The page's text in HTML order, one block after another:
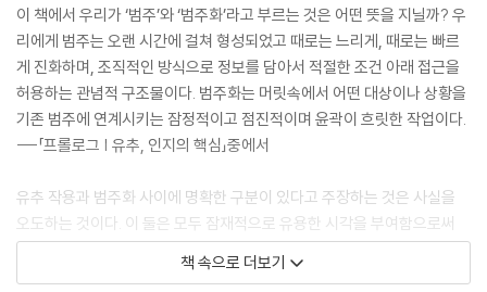
써 우리의 개념의 창고가 풍부하고 미묘하다는 것을 보여준다.
4장 〈추상화와 범주 간 이월〉에서는 추상화가 정도가 높아지면서 한 개념
이 범주를 넘나드는 예들을 다룬다. 이러한 비약은 추상화의 층위 사이를
오가며 엄청나게 다른 상황을 공통점으로 잇고, 언뜻 거의 동일해 보이는
상황을 구분하기도 한다. 이러한 범주 간 이월은 유추 작용이 창의적인 발
상으로 나아가는 중요한 단계이다. 5장 〈유추는 어떻게 우리를 조종하는
다. 유추는 단순히 사고를 돕는 것이 아니라 우리의 정신적 활동에 마구 간
섭하면서 사고를 조종한다. 또한 우리는 무리하게 자신이 흥미를 느끼는
것을 강조하기 위해, 그리고 자신의 관점을 내세우기 위해 의도적으로 유
추를 활용하기도 하는데, 이는 6장 〈우리는 어떻게 유추를 조작하는가〉에
이 책에서 우리가 ‘범주’와 ‘범주화’라고 부르는 것은 어떤 뜻을 지닐까? 우
리에게 범주는 오랜 시간에 걸쳐 형성되었고 때로는 느리게, 때로는 빠르
게 진화하며, 조직적인 방식으로 정보를 담아서 적절한 조건 아래 접근을
허용하는 관념적 구조물이다. 범주화는 머릿속에서 어떤 대상이나 상황을
기존 범주에 연계시키는 잠정적이고 점진적이며 윤곽이 흐릿한 작업이다.
---「프롤로그 | 유추, 인지의 핵심」중에서
유추 작용과 범주화 사이에 명확한 구분이 있다고 주장하는 것은 사실을
오도하는 것이다. 이 둘은 모두 잠재적으로 유용한 시각을 부여함으로써
우리가 마주치는 새로운 상황을 해석하기 위해 두 가지 정신적 개체 사이
에 연결 고리를 만들기 때문이다. 앞으로 살펴보겠지만 이런 정신 작용은
책 속으로 더보기